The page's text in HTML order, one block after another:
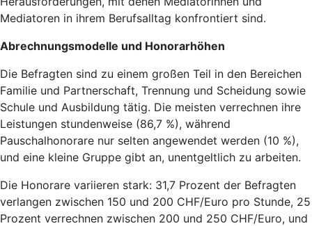
Mediatoren in ihrem Berufsalltag konfrontiert sind.
Abrechnungsmodelle und Honorarhöhen
Die Befragten sind zu einem großen Teil in den Bereichen
Familie und Partnerschaft, Trennung und Scheidung sowie
Schule und Ausbildung tätig. Die meisten verrechnen ihre
Leistungen stundenweise (86,7 %), während
Pauschalhonorare nur selten angewendet werden (10 %),
und eine kleine Gruppe gibt an, unentgeltlich zu arbeiten.
Die Honorare variieren stark: 31,7 Prozent der Befragten
verlangen zwischen 150 und 200 CHF/Euro pro Stunde, 25
Prozent verrechnen zwischen 200 und 250 CHF/Euro, und